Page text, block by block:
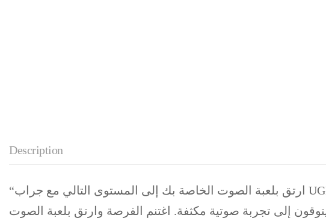
Description
“ارتق بلعبة الصوت الخاصة بك إلى المستوى التالي مع جراب UGREEN المصنوع من الألومنيوم لكابل 3.5 مم أنثى إلى 2 ذكر! قم بتوصيل جهازين في وقت واحد
إلى تجربة صوتية مكثفة. اغتنم الفرصة وارتق بلعبة الصوت